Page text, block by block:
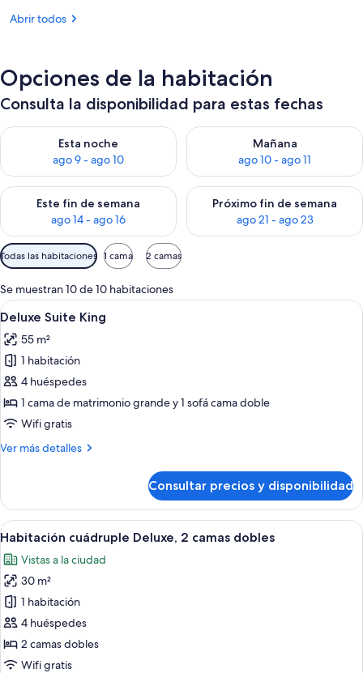
Abrir todos
Opciones de la habitación
Consulta la disponibilidad para estas fechas
Esta noche
ago 9 - ago 10
Consulta la disponibilidad para esta noche, ago 9 - ago 10
Mañana
ago 10 - ago 11
Consulta la disponibilidad
Este fin de semana
ago 14 - ago 16
Consulta la disponibilidad para este fin de semana, ago 14 -
Próximo fin de semana
ago 21 - ago 23
Consulta la disponibilidad
Filtros
disponibles
para
las
habitaciones
Todas las habitaciones 1 cama 2 camas
Se muestran 10 de 10 habitaciones
Abrir
todas
las
fotos
de
Deluxe
Suite
Una habitación de hotel moderna
6
Deluxe Suite King
55 m²
1 habitación
4 huéspedes
1 cama de matrimonio grande y 1 sofá cama doble
Wifi gratis
Ver más detalles
Más
Suite
King
Consultar precios y disponibilidad
Abrir
todas
las
fotos
de
Habitación
cuádruple
Deluxe,
Una habitación de hotel con dos
6
Habitación cuádruple Deluxe, 2 camas dobles
Vistas a la ciudad
30 m²
1 habitación
4 huéspedes
2 camas dobles
Wifi gratis